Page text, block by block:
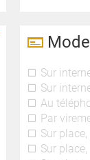
Sur
Sur
Au
Par
Sur place,
Sur